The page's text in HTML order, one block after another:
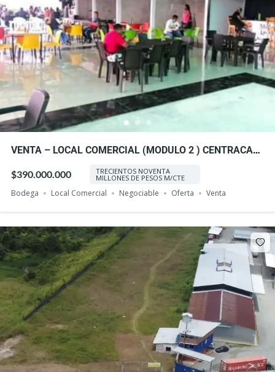
VENTA – LOCAL COMERCIAL (MODULO 2 ) CENTRACAR,
$390.000.000
TRECIENTOS NOVENTA
MILLONES DE PESOS M/CTE
Bodega Local Comercial Negociable Oferta Venta